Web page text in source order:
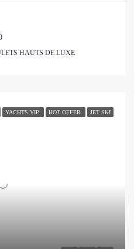
HAUTS DE LUXE
YACHTS VIP HOT OFFER JET SKI